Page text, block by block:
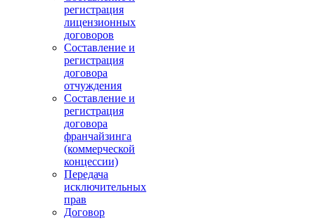
регистрация
лицензионных
договоров
Составление и
регистрация
договора
отчуждения
Составление и
регистрация
договора
франчайзинга
(коммерческой
концессии)
Передача
исключительных
прав
Договор